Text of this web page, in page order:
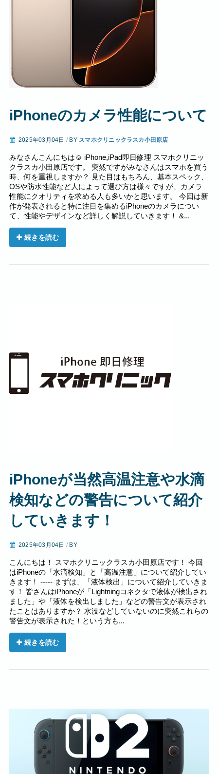
iPhoneのカメラ性能について
2025年03月04日 / BY スマホクリニックラスカ小田原店
みなさんこんにちは☺︎ iPhone,iPad即日修理 スマホクリニッ
クラスカ小田原店です。 突然ですがみなさんはスマホを買う
時、何を重視しますか？ 見た目はもちろん、基本スペック、
OSや防水性能など人によって選び方は様々ですが、カメラ
性能にクオリティを求める人も多いかと思います。 今回は新
作が発表されると特に注目を集めるiPhoneのカメラについ
て、性能やデザインなど詳しく解説していきます！ &...
続きを読む
iPhoneが当然高温注意や水滴
検知などの警告について紹介
していきます！
2025年03月04日 / BY
こんにちは！ スマホクリニックラスカ小田原店です！ 今回
はiPhoneの「水滴検知」と「高温注意」について紹介してい
きます！ ----- まずは、「液体検出」について紹介していきま
す！ 皆さんはiPhoneが「Lightningコネクタで液体が検出され
ました」や「液体を検出しました」などの警告文が表示され
たことはありますか？ 水没などしていないのに突然これらの
警告文が表示された！という方も...
続きを読む